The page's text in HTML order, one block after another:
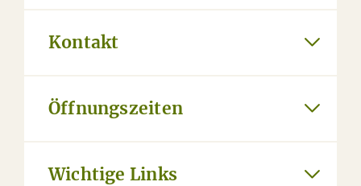
Kontakt
Öffnungszeiten
Wichtige Links